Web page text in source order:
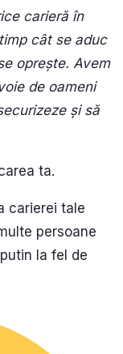
carieră în
cât se aduc
oprește. Avem
de oameni
și să
ta.
carierei tale
persoane
la fel de